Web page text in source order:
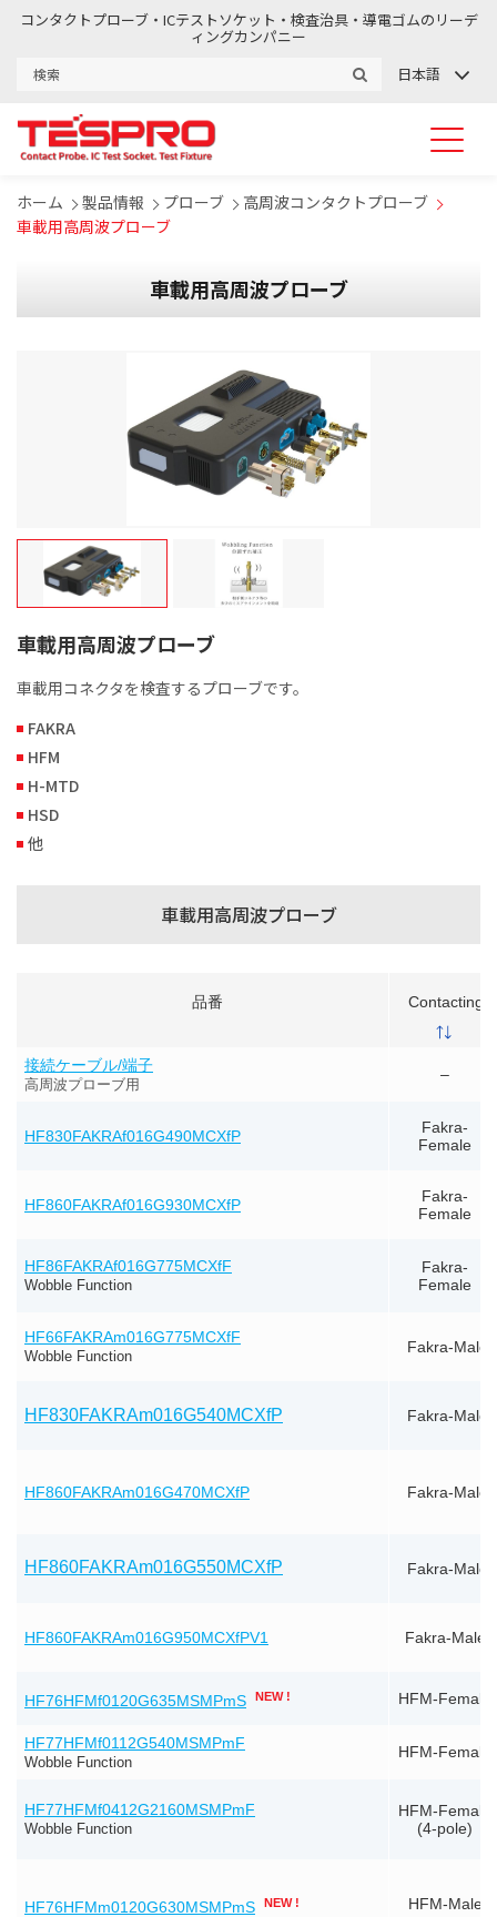
コンタクトプローブ・ICテストソケット・検査治具・導電ゴムのリーデ
ィングカンパニー
日本語
ホーム 製品情報 プローブ
高周波コンタクトプローブ
車載用高周波プローブ
車載用高周波プローブ
車載用高周波プローブ
車載用コネクタを検査するプローブです。
FAKRA
HFM
H-MTD
HSD
他
車載用高周波プローブ
品番 Contacting
接続ケーブル/端子
高周波プローブ用
–
HF830FAKRAf016G490MCXfP
Fakra-
Female
HF860FAKRAf016G930MCXfP
Fakra-
Female
HF86FAKRAf016G775MCXfF
Wobble Function
Fakra-
Female
HF66FAKRAm016G775MCXfF
Wobble Function
Fakra-Male
HF830FAKRAm016G540MCXfP Fakra-Male
HF860FAKRAm016G470MCXfP Fakra-Male
HF860FAKRAm016G550MCXfP Fakra-Male
HF860FAKRAm016G950MCXfPV1 Fakra-Male
HF76HFMf0120G635MSMPmS NEW ! HFM-Female
HF77HFMf0112G540MSMPmF
Wobble Function
HFM-Female
HF77HFMf0412G2160MSMPmF
Wobble Function
HFM-Female
(4-pole)
HF76HFMm0120G630MSMPmS NEW ! HFM-Male